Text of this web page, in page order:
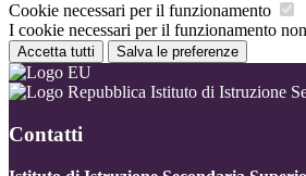
Cookie necessari per il funzionamento
I cookie necessari per il funzionamento
Accetta tutti Salva le preferenze
Istituto di Istruzione
Contatti